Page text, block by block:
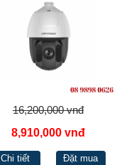
16,200,000 vnđ
8,910,000 vnđ
Chi tiết Đặt mua